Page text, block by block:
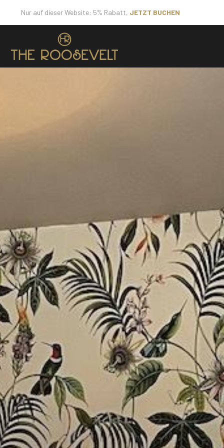
Nur auf dieser Website: 5% Rabatt, JETZT BUCHEN